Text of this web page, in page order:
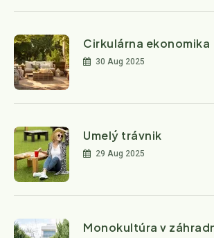
Cirkulárna ekonomika
30 Aug 2025
Umelý trávnik
29 Aug 2025
Monokultúra v